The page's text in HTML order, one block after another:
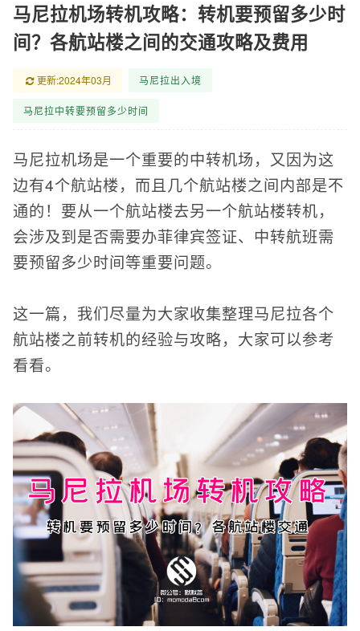
马尼拉机场转机攻略：转机要预留多少时
间？各航站楼之间的交通攻略及费用
更新:2024年03月 马尼拉出入境
马尼拉中转要预留多少时间
马尼拉机场是一个重要的中转机场，又因为这
边有4个航站楼，而且几个航站楼之间内部是不
通的！要从一个航站楼去另一个航站楼转机，
会涉及到是否需要办菲律宾签证、中转航班需
要预留多少时间等重要问题。
这一篇，我们尽量为大家收集整理马尼拉各个
航站楼之前转机的经验与攻略，大家可以参考
看看。